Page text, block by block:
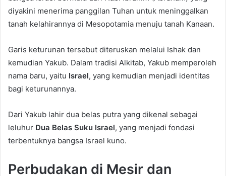
diyakini menerima panggilan Tuhan untuk meninggalkan
tanah kelahirannya di Mesopotamia menuju tanah Kanaan.
Garis keturunan tersebut diteruskan melalui Ishak dan
kemudian Yakub. Dalam tradisi Alkitab, Yakub memperoleh
nama baru, yaitu Israel, yang kemudian menjadi identitas
bagi keturunannya.
Dari Yakub lahir dua belas putra yang dikenal sebagai
leluhur Dua Belas Suku Israel, yang menjadi fondasi
terbentuknya bangsa Israel kuno.
Perbudakan di Mesir dan